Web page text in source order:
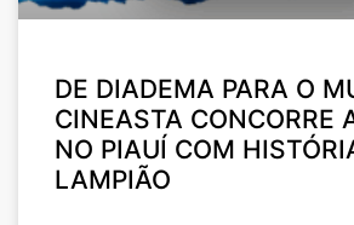
DE DIADEMA PARA O
CINEASTA CONCORRE
NO PIAUÍ COM
LAMPIÃO